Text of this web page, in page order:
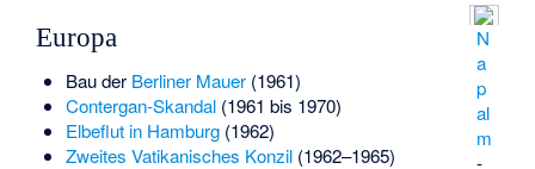
N
a
p
al
m
-
Europa
Bau der Berliner Mauer(1961)
Contergan-Skandal(1961 bis 1970)
Elbeflut in Hamburg(1962)
Zweites Vatikanisches Konzil(1962–1965)